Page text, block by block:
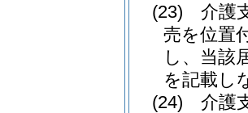
(23)
介護
売を位置
し、当該
を記載し
(24)
介護